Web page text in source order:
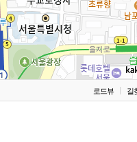
로드뷰 길